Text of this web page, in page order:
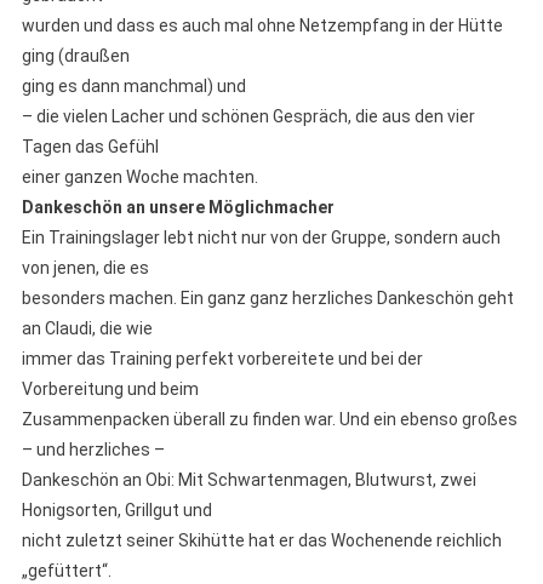
wurden und dass es auch mal ohne Netzempfang in der Hütte
ging (draußen
ging es dann manchmal) und
– die vielen Lacher und schönen Gespräch, die aus den vier
Tagen das Gefühl
einer ganzen Woche machten.
Dankeschön an unsere Möglichmacher
Ein Trainingslager lebt nicht nur von der Gruppe, sondern auch
von jenen, die es
besonders machen. Ein ganz ganz herzliches Dankeschön geht
an Claudi, die wie
immer das Training perfekt vorbereitete und bei der
Vorbereitung und beim
Zusammenpacken überall zu finden war. Und ein ebenso großes
– und herzliches –
Dankeschön an Obi: Mit Schwartenmagen, Blutwurst, zwei
Honigsorten, Grillgut und
nicht zuletzt seiner Skihütte hat er das Wochenende reichlich
„gefüttert“.